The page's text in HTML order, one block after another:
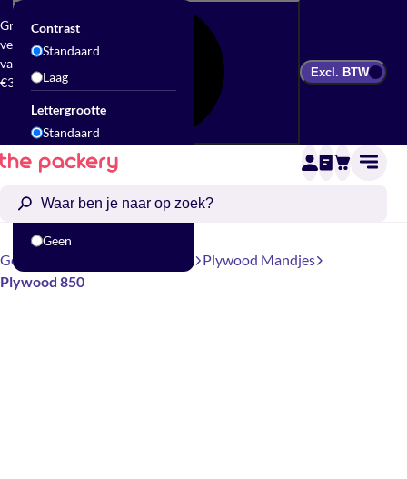
Gratis
verzending
vanaf
€300
Contrast
Standaard
Laag
Lettergrootte
Standaard
Groot
Geen
Excl. BTW
Geschenkverpakking Mandjes Plywood Mandjes
Plywood 850